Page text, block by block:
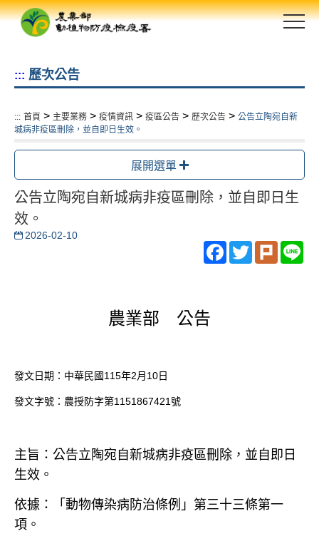
跳
::: 歷次公告
::: 首頁 > 主要業務 > 疫情資訊 > 疫區公告 > 歷次公告 > 公告立陶宛自新
城病非疫區刪除，並自即日生效。
展開選單
公告立陶宛自新城病非疫區刪除，並自即日生
效。
2026-02-10
Facebook
TwitterPlurk
農業部 公告
發文日期：中華民國115年2月 10日
發文字號：農授防字第1151867421號
主旨：公告立陶宛自新城病非疫區刪除，並自即日
生效。
依據：「動物傳染病防治條例」第三十三條第一
項。